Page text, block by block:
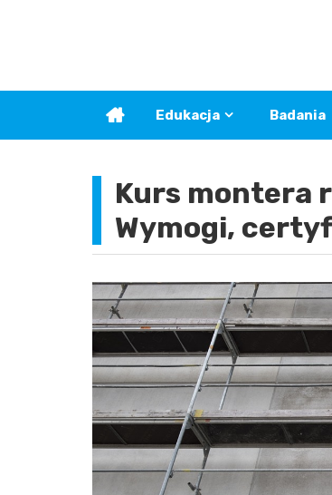
Edukacja Badania
Kurs montera
Wymogi,